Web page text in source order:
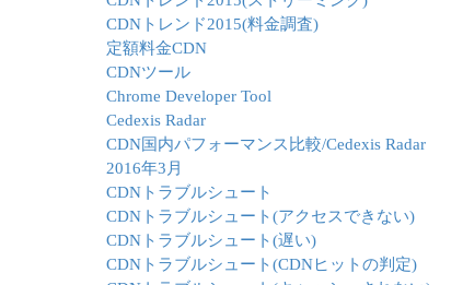
CDNトレンド2015(料金調査)
定額料金CDN
CDNツール
Chrome Developer Tool
Cedexis Radar
CDN国内パフォーマンス比較/Cedexis Radar
2016年3月
CDNトラブルシュート
CDNトラブルシュート(アクセスできない)
CDNトラブルシュート(遅い)
CDNトラブルシュート(CDNヒットの判定)